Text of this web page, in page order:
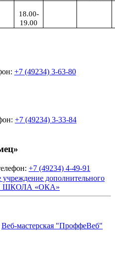
18.00-
19.00
+7 (49234) 3-63-80
+7 (49234) 3-33-84
+7 (49234) 4-49-91
дополнительного
ШКОЛА «ОКА»
Веб-мастерская "ПроффеВеб"